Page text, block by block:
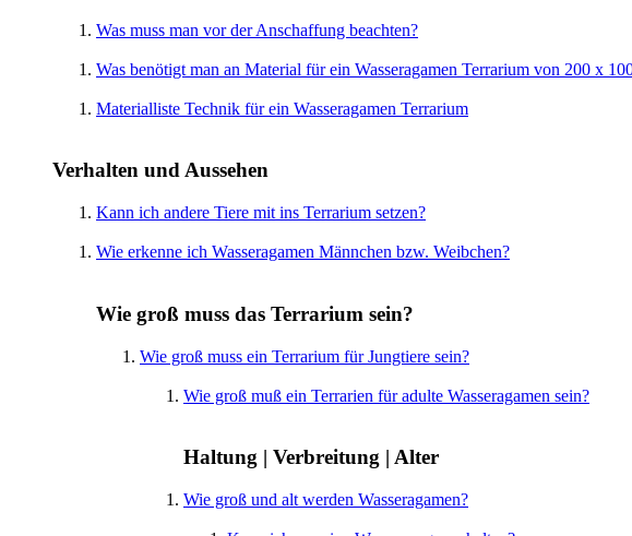
Was muss man vor der Anschaffung beachten?
Was benötigt man an Material für ein Wasseragamen Terrarium von 200 x
Materialliste Technik für ein Wasseragamen Terrarium
Verhalten und Aussehen
Kann ich andere Tiere mit ins Terrarium setzen?
Wie erkenne ich Wasseragamen Männchen bzw. Weibchen?
Wie groß muss das Terrarium sein?
Wie groß muss ein Terrarium für Jungtiere sein?
Wie groß muß ein Terrarien für adulte Wasseragamen sein?
Haltung | Verbreitung | Alter
Wie groß und alt werden Wasseragamen?